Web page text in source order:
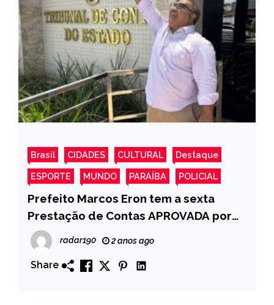
Brasil CIDADES CULTURAL Destaque
ESPORTE MUNDO PARAÍBA POLICIAL
Prefeito Marcos Eron tem a sexta
Prestação de Contas APROVADA por
unanimidade, pelo TCE.
radar190 2 anos ago
Share